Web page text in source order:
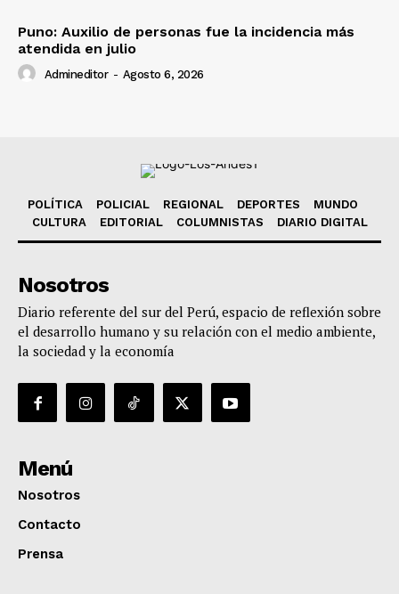
Puno: Auxilio de personas fue la incidencia más
atendida en julio
Admineditor - Agosto 6, 2026
POLÍTICA POLICIAL REGIONAL DEPORTES
MUNDO
CULTURA
EDITORIAL COLUMNISTAS DIARIO DIGITAL
Nosotros
Diario referente del sur del Perú, espacio de reflexión sobre
el desarrollo humano y su relación con el medio ambiente,
la sociedad y la economía
Menú
Nosotros
Contacto
Prensa